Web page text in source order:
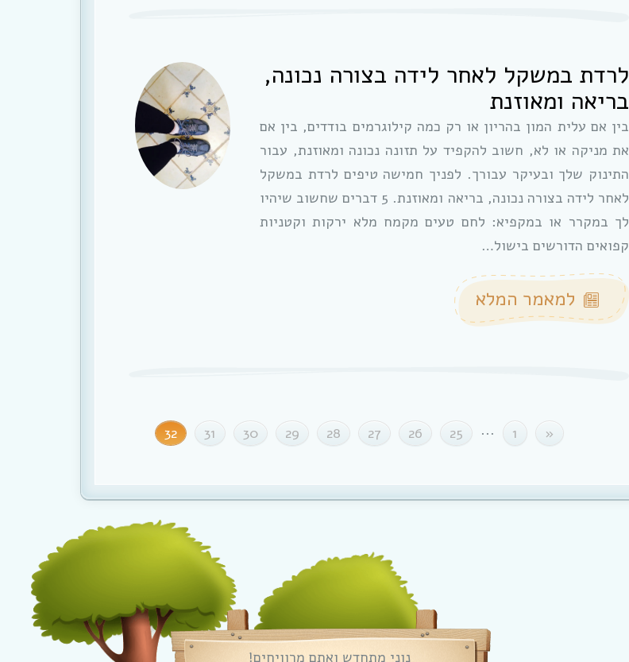
לרדת במשקל לאחר לידה בצורה נכונה,
בריאה ומאוזנת
בין אם עלית המון בהריון או רק כמה קילוגרמים בודדים, בין אם
את מניקה או לא, חשוב להקפיד על תזונה נכונה ומאוזנת, עבור
התינוק שלך ובעיקר עבורך. לפניך חמישה טיפים לרדת במשקל
לאחר לידה בצורה נכונה, בריאה ומאוזנת. 5 דברים שחשוב שיהיו
לך במקרר או במקפיא: לחם טעים מקמח מלא ירקות וקטניות
קפואים הדורשים בישול…
למאמר המלא
«
1
...
25
26
27
28
29
30
31
32
נוני מתחדש ואתם מרוויחים!